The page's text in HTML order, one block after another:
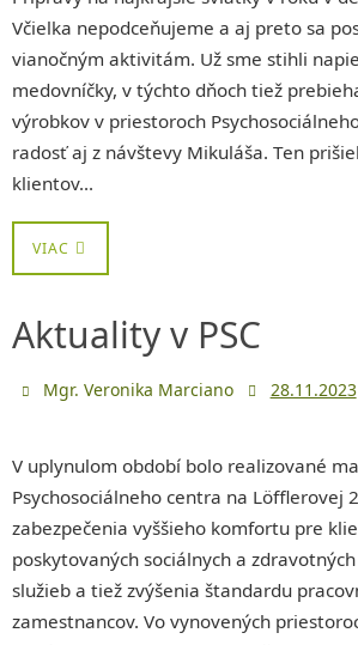
Včielka nepodceňujeme a aj preto sa
vianočným aktivitám. Už sme stihli
medovníčky, v týchto dňoch tiež
výrobkov v priestoroch
radosť aj z návštevy Mikuláša. Ten
klientov…
VIAC
Aktuality v PSC
Mgr. Veronika Marciano 28.11.2023
V uplynulom období bolo realizované
Psychosociálneho centra na Löfflerovej
zabezpečenia vyššieho komfortu pre
poskytovaných sociálnych a
služieb a tiež zvýšenia štandardu
zamestnancov. Vo vynovených